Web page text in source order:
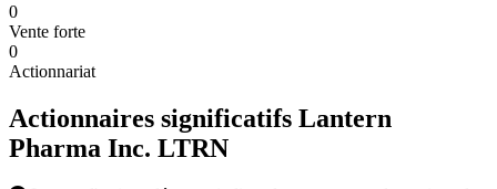
0
Vente forte
0
Actionnariat
Actionnaires significatifs Lantern
Pharma Inc. LTRN